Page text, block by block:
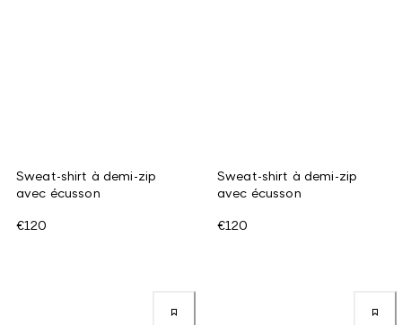
Sweat-shirt à demi-zip
avec écusson
€120
Sweat-shirt à demi-zip
avec écusson
€120